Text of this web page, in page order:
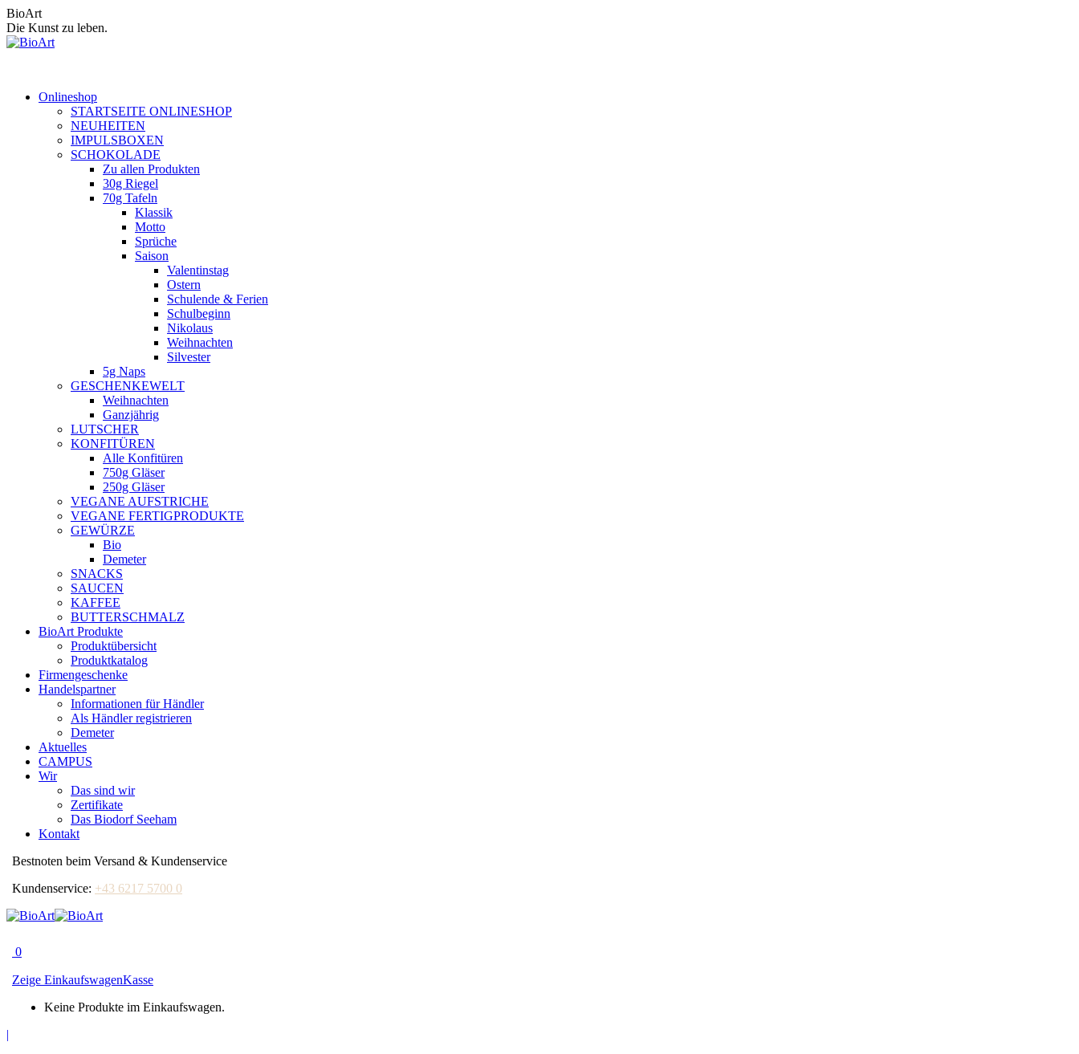
Zum
Inhalt
springen
BioArt
Die Kunst zu leben.
Onlineshop
STARTSEITE ONLINESHOP
NEUHEITEN
IMPULSBOXEN
SCHOKOLADE
Zu allen Produkten
30g Riegel
70g Tafeln
Klassik
Motto
Sprüche
Saison
Valentinstag
Ostern
Schulende & Ferien
Schulbeginn
Nikolaus
Weihnachten
Silvester
5g Naps
GESCHENKEWELT
Weihnachten
Ganzjährig
LUTSCHER
KONFITÜREN
Alle Konfitüren
750g Gläser
250g Gläser
VEGANE AUFSTRICHE
VEGANE FERTIGPRODUKTE
GEWÜRZE
Bio
Demeter
SNACKS
SAUCEN
KAFFEE
BUTTERSCHMALZ
BioArt Produkte
Produktübersicht
Produktkatalog
Firmengeschenke
Handelspartner
Informationen für Händler
Als Händler registrieren
Demeter
Aktuelles
CAMPUS
Wir
Das sind wir
Zertifikate
Das Biodorf Seeham
Kontakt
Bestnoten beim Versand & Kundenservice
Kundenservice: +43 6217 5700 0
0
Zeige EinkaufswagenKasse
Keine Produkte im Einkaufswagen.
|